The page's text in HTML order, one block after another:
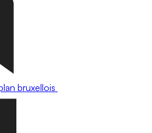
bruxellois